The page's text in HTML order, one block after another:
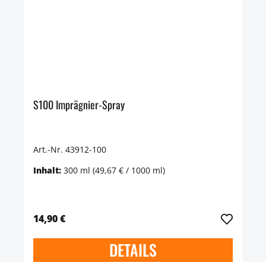
S100 Imprägnier-Spray
Art.-Nr. 43912-100
Inhalt: 300 ml (49,67 € / 1000 ml)
14,90 €
DETAILS